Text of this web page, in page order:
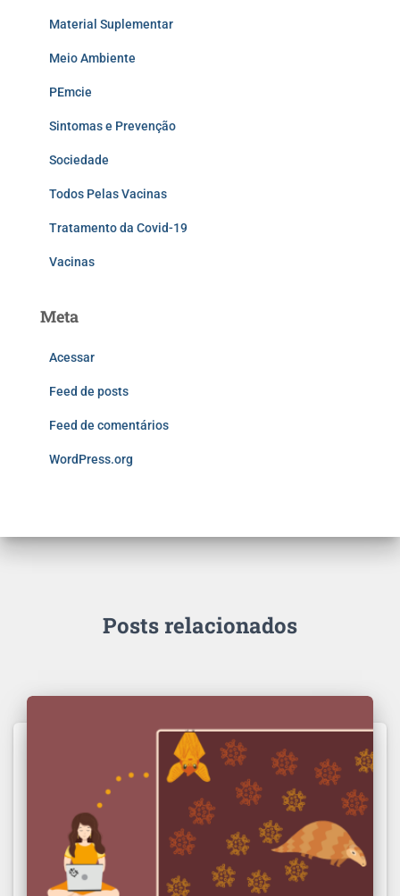
Material Suplementar
Meio Ambiente
PEmcie
Sintomas e Prevenção
Sociedade
Todos Pelas Vacinas
Tratamento da Covid-19
Vacinas
Meta
Acessar
Feed de posts
Feed de comentários
WordPress.org
Posts relacionados